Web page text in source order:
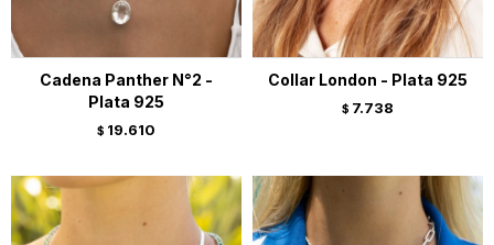
Cadena Panther N°2 -
Plata 925
$ 19.610
Collar London - Plata 925
$ 7.738